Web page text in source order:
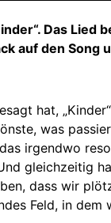
Das Lied
auf den Song
hat,
was
irgendwo
gleichzeitig
dass wir
Feld, in dem